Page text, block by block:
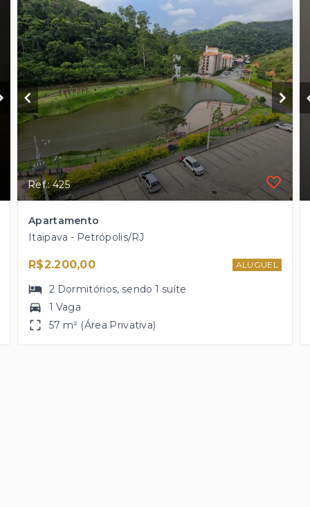
Ref.: 425
Apartamento
Itaipava - Petrópolis/RJ
R$2.200,00 ALUGUEL
2 Dormitórios, sendo1 suíte
1 Vaga
57 m² (Área Privativa)